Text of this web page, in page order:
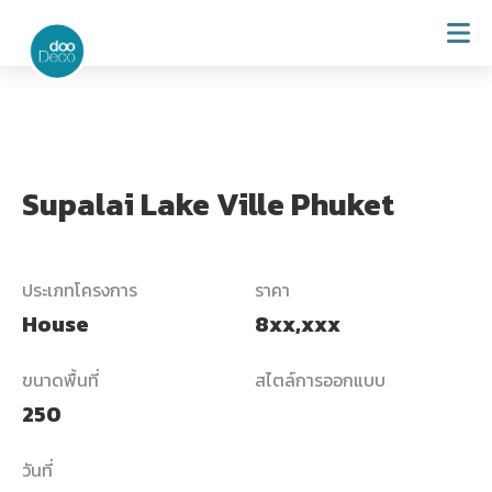
Supalai Lake Ville Phuket
ประเภทโครงการ
House
ราคา
8xx,xxx
ขนาดพื้นที่
250
สไตล์การออกแบบ
วันที่